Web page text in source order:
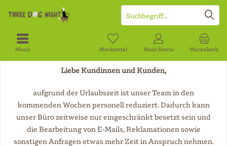
Menü Warenkorb
Merkzettel Mein Konto
Liebe Kundinnen und Kunden,
aufgrund der Urlaubszeit ist unser Team in den
kommenden Wochen personell reduziert. Dadurch kann
unser Büro zeitweise nur eingeschränkt besetzt sein und
die Bearbeitung von E-Mails, Reklamationen sowie
sonstigen Anfragen etwas mehr Zeit in Anspruch nehmen.